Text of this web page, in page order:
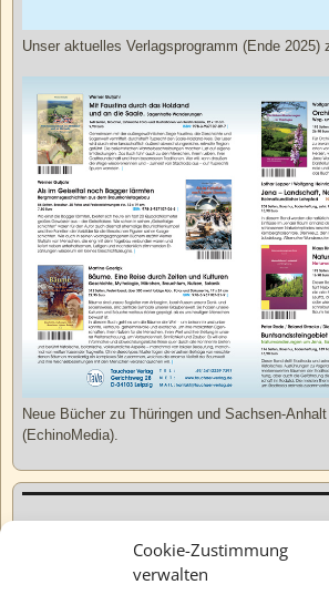
Cookie-Zustimmung
verwalten
Unser aktuelles Verlagsprogramm (Ende 2025)
Neue Bücher zu Thüringen und Sachsen-
(EchinoMedia).